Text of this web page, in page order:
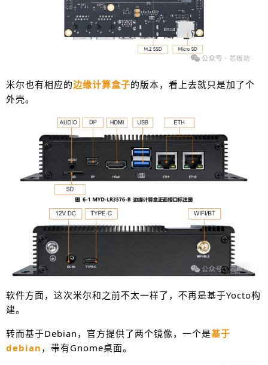
米尔也有相应的边缘计算盒子的版本，看上去就只是加了个
外壳。
软件方面，这次米尔和之前不太一样了，不再是基于Yocto构
建。
转而基于Debian，官方提供了两个镜像，一个是基于
debian ，带有Gnome桌面。